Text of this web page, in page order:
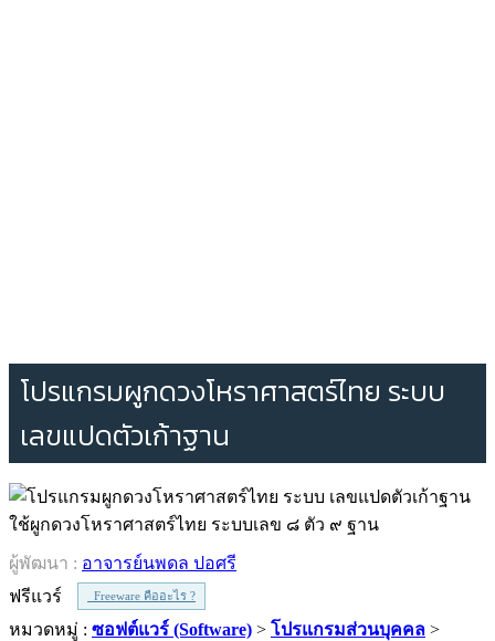
โปรแกรมผูกดวงโหราศาสตร์ไทย ระบบ
เลขแปดตัวเก้าฐาน
ใช้ผูกดวงโหราศาสตร์ไทย ระบบเลข ๘ ตัว ๙ ฐาน
ผู้พัฒนา : อาจารย์นพดล ปอศรี
ฟรีแวร์
Freeware คืออะไร ?
หมวดหมู่ : ซอฟต์แวร์ (Software) > โปรแกรมส่วนบุคคล >